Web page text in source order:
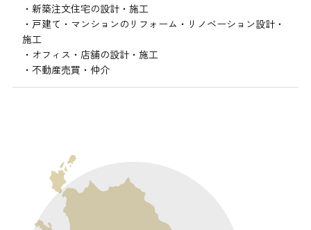
・新築注文住宅の設計・施工
・戸建て・マンションのリフォーム・リノベーション設計・
施工
・オフィス・店舗の設計・施工
・不動産売買・仲介